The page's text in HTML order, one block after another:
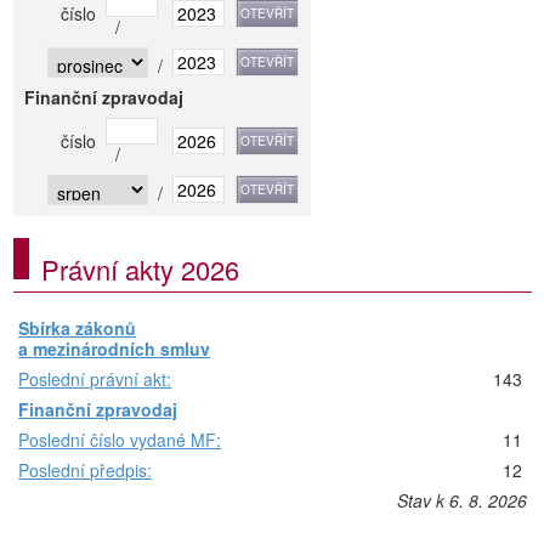
číslo
/
/
Finanční zpravodaj
číslo
/
/
Právní akty 2026
Sbírka zákonů
a mezinárodních smluv
Poslední právní akt:
143
Finanční zpravodaj
Poslední číslo vydané MF:
11
Poslední předpis:
12
Stav k 6. 8. 2026